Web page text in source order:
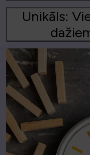
Unikāls: